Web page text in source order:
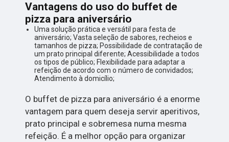
Vantagens do uso do buffet de
pizza para aniversário
Uma solução prática e versátil para festa de
aniversário; Vasta seleção de sabores, recheios e
tamanhos de pizza; Possibilidade de contratação de
um prato principal diferente; Acessibilidade a todos
os tipos de público; Flexibilidade para adaptar a
refeição de acordo com o número de convidados;
Atendimento à domicílio;
O buffet de pizza para aniversário é a enorme
vantagem para quem deseja servir aperitivos,
prato principal e sobremesa numa mesma
refeição. É a melhor opção para organizar